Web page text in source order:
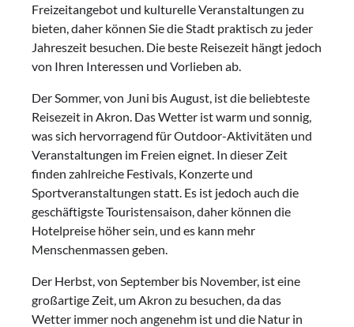
Freizeitangebot und kulturelle Veranstaltungen zu
bieten, daher können Sie die Stadt praktisch zu jeder
Jahreszeit besuchen. Die beste Reisezeit hängt jedoch
von Ihren Interessen und Vorlieben ab.
Der Sommer, von Juni bis August, ist die beliebteste
Reisezeit in Akron. Das Wetter ist warm und sonnig,
was sich hervorragend für Outdoor-Aktivitäten und
Veranstaltungen im Freien eignet. In dieser Zeit
finden zahlreiche Festivals, Konzerte und
Sportveranstaltungen statt. Es ist jedoch auch die
geschäftigste Touristensaison, daher können die
Hotelpreise höher sein, und es kann mehr
Menschenmassen geben.
Der Herbst, von September bis November, ist eine
großartige Zeit, um Akron zu besuchen, da das
Wetter immer noch angenehm ist und die Natur in